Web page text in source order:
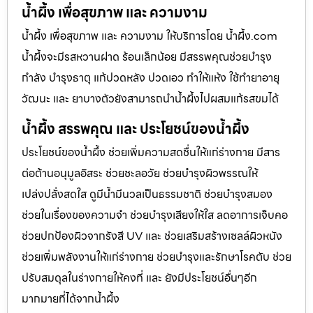
น้ำผึ้ง เพื่อสุขภาพ และ ความงาม
น้ำผึ้ง เพื่อสุขภาพ และ ความงาม ให้บริการโดย น้ำผึ้ง.com
น้ำผึ้งจะมีรสหวานฝาด ร้อนเล็กน้อย มีสรรพคุณช่วยบำรุง
กำลัง บำรุงธาตุ แก้ปวดหลัง ปวดเอว ทำให้แห้ง ใช้ทำยาอายุ
วัฒนะ และ ยาบางตัวยังสามารถนำน้ำผึ้งไปผสมแก้รสขมได้
น้ำผึ้ง สรรพคุณ และ ประโยชน์ของน้ำผึ้ง
ประโยชน์ของน้ำผึ้ง ช่วยเพิ่มความสดชื่นให้แก่ร่างกาย มีสาร
ต่อต้านอนุมูลอิสระ ช่วยชะลอวัย ช่วยบำรุงผิวพรรณให้
เปล่งปลั่งสดใส ดูมีน้ำมีนวลเป็นธรรมชาติ ช่วยบำรุงสมอง
ช่วยในเรื่องของความจำ ช่วยบำรุงเสียงให้ใส ลดอาการเจ็บคอ
ช่วยปกป้องผิวจากรังสี UV และ ช่วยเสริมสร้างเซลล์ผิวหนัง
ช่วยเพิ่มพลังงานให้แก่ร่างกาย ช่วยบำรุงและรักษาโรคตับ ช่วย
ปรับสมดุลในร่างกายให้คงที่ และ ยังมีประโยชน์อื่นๆอีก
มากมายที่ได้จากน้ำผึ้ง